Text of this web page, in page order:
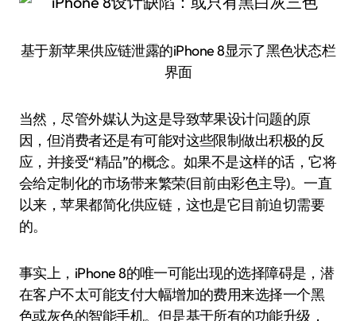
基于新苹果供应链泄露的iPhone 8显示了黑色状态栏
界面
当然，尽管外媒认为这是导致苹果设计问题的原
因，但消费者还是有可能对这些限制做出积极的反
应，并接受“精品”的概念。如果不是这样的话，它将
会给定制化的市场带来繁荣(目前由彩色主导)。一直
以来，苹果都简化供应链，这也是它目前迫切需要
的。
事实上，iPhone 8的唯一可能出现的选择障碍是，潜
在客户不太可能支付大幅增加的费用来选择一个黑
色或灰色的智能手机。但是基于所有的功能升级，